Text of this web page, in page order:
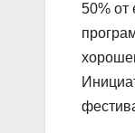
50% от